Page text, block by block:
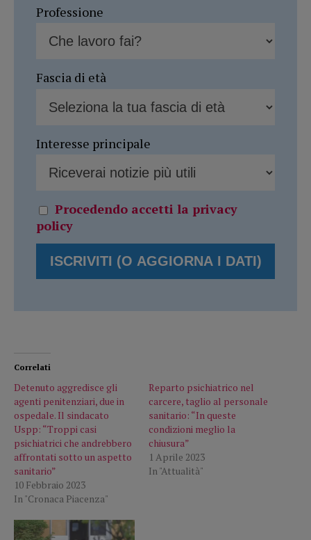
Professione
Fascia di età
Interesse principale
Procedendo accetti la privacy
policy
Correlati
Detenuto aggredisce gli
agenti penitenziari, due in
ospedale. Il sindacato
Uspp: “Troppi casi
psichiatrici che andrebbero
affrontati sotto un aspetto
sanitario”
10 Febbraio 2023
In "Cronaca Piacenza"
Reparto psichiatrico nel
carcere, taglio al personale
sanitario: “In queste
condizioni meglio la
chiusura”
1 Aprile 2023
In "Attualità"